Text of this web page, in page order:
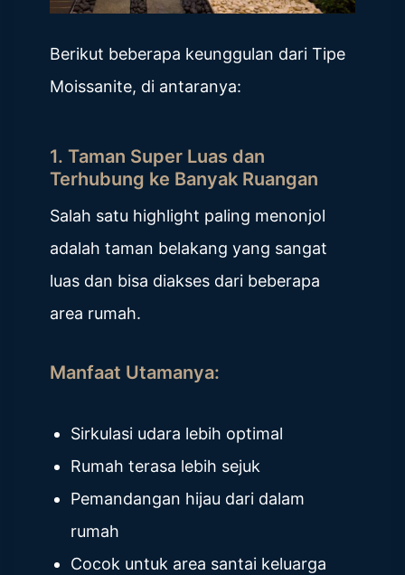
Berikut beberapa keunggulan dari Tipe
Moissanite, di antaranya:
1. Taman Super Luas dan
Terhubung ke Banyak Ruangan
Salah satu highlight paling menonjol
adalah taman belakang yang sangat
luas dan bisa diakses dari beberapa
area rumah.
Manfaat Utamanya:
Sirkulasi udara lebih optimal
Rumah terasa lebih sejuk
Pemandangan hijau dari dalam
rumah
Cocok untuk area santai keluarga